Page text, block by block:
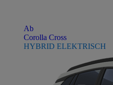
Ab
Corolla Cross
HYBRID ELEKTRISCH